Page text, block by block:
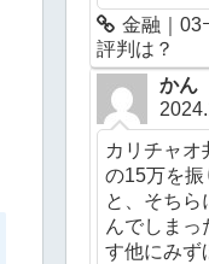
金融｜03
評判は？
かん
カリチャ
の15万を
と、そちら
んでしま
す他にみず